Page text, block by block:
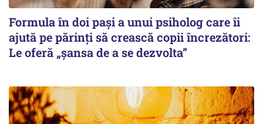
Formula în doi pași a unui psiholog care îi
ajută pe părinți să crească copii încrezători:
Le oferă „șansa de a se dezvolta”